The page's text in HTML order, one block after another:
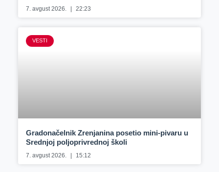
7. avgust 2026. 22:23
VESTI
Gradonačelnik Zrenjanina posetio mini-pivaru u
Srednjoj poljoprivrednoj školi
7. avgust 2026. 15:12